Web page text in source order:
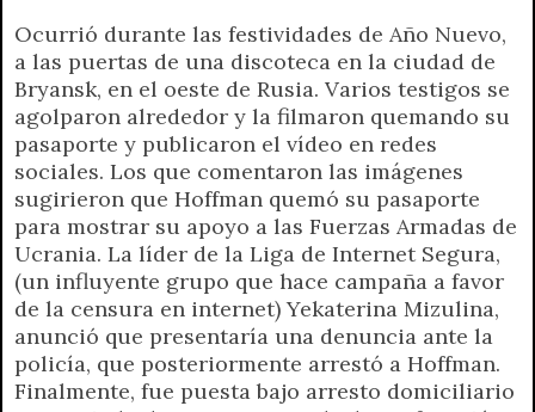
Ocurrió durante las festividades de Año Nuevo,
a las puertas de una discoteca en la ciudad de
Bryansk, en el oeste de Rusia. Varios testigos se
agolparon alrededor y la filmaron quemando su
pasaporte y publicaron el vídeo en redes
sociales. Los que comentaron las imágenes
sugirieron que Hoffman quemó su pasaporte
para mostrar su apoyo a las Fuerzas Armadas de
Ucrania. La líder de la Liga de Internet Segura,
(un influyente grupo que hace campaña a favor
de la censura en internet) Yekaterina Mizulina,
anunció que presentaría una denuncia ante la
policía, que posteriormente arrestó a Hoffman.
Finalmente, fue puesta bajo arresto domiciliario